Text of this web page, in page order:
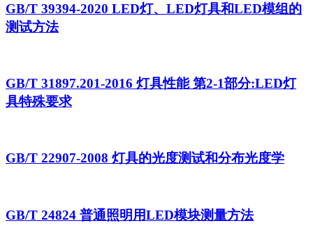
GB/T 39394-2020 LED灯、LED灯具和LED模组的
测试方法
GB/T 31897.201-2016 灯具性能 第2-1部分:LED灯
具特殊要求
GB/T 22907-2008 灯具的光度测试和分布光度学
GB/T 24824 普通照明用LED模块测量方法